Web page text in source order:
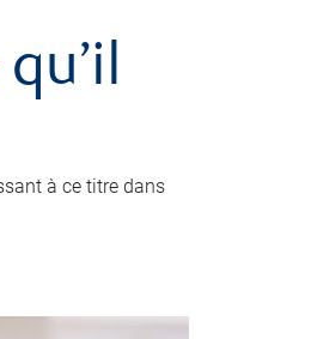
à ce titre dans